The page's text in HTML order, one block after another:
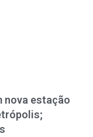
nova estação